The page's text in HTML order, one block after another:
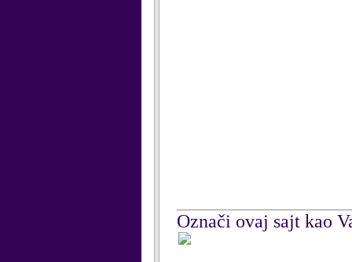
Označi ovaj sajt kao